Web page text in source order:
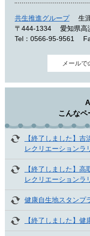
共生推進グループ
生
〒444-1334
愛知県高
Tel：0566-95-9561
メールで
こんなペ
【終了しました】
レクリエーションラ
【終了しました】
レクリエーションラ
健康自生地スタンプ
【終了しました】